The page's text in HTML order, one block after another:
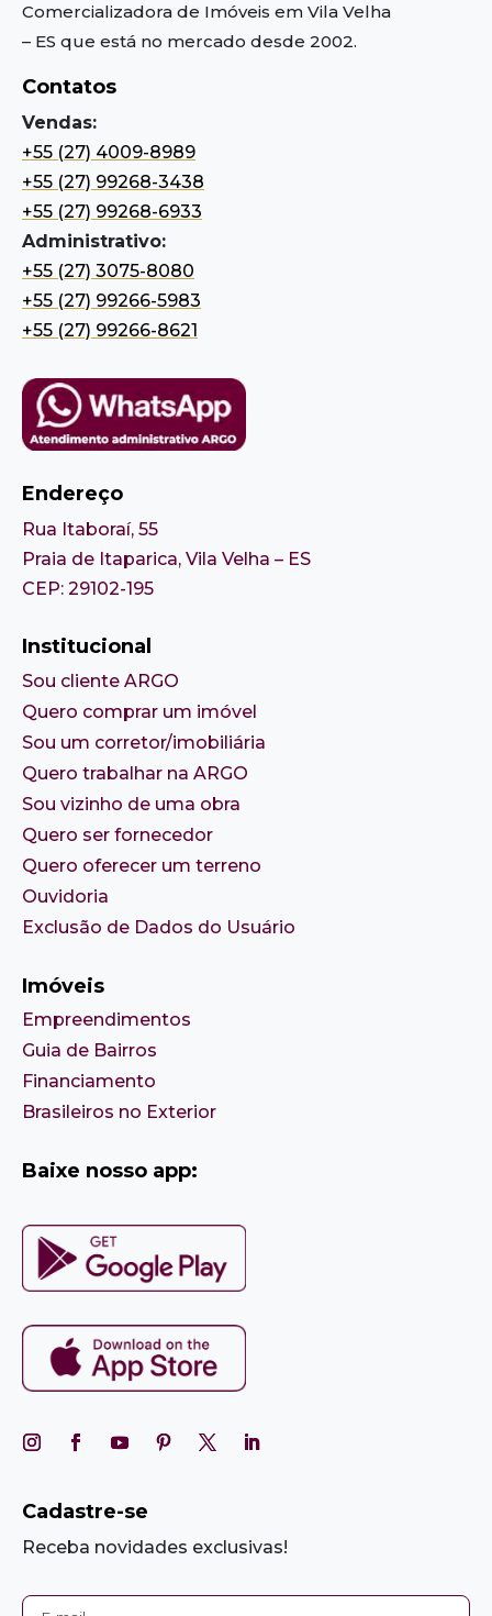
Comercializadora de Imóveis em Vila Velha
– ES que está no mercado desde 2002.
Contatos
Vendas:
+55 (27) 4009-8989
+55 (27) 99268-3438
+55 (27) 99268-6933
Administrativo:
+55 (27) 3075-8080
+55 (27) 99266-5983
+55 (27) 99266-8621
Endereço
Rua Itaboraí, 55
Praia de Itaparica, Vila Velha – ES
CEP: 29102-195
Institucional
Sou cliente ARGO
Quero comprar um imóvel
Sou um corretor/imobiliária
Quero trabalhar na ARGO
Sou vizinho de uma obra
Quero ser fornecedor
Quero oferecer um terreno
Ouvidoria
Exclusão de Dados do Usuário
Imóveis
Empreendimentos
Guia de Bairros
Financiamento
Brasileiros no Exterior
Baixe nosso app:
Cadastre-se
Receba novidades exclusivas!